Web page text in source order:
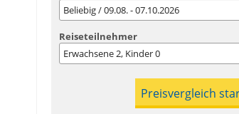
Beliebig / 09.08. - 07.10.2026
Reiseteilnehmer
Erwachsene2, Kinder0